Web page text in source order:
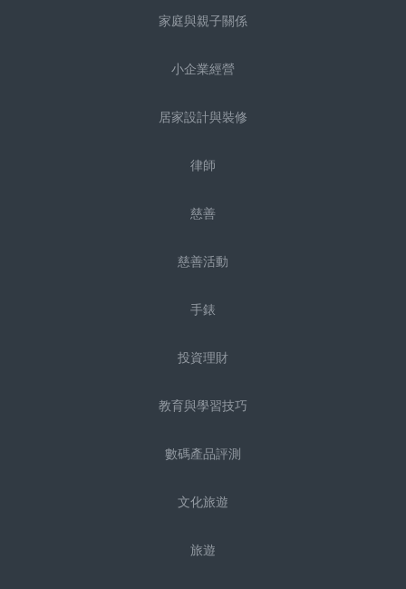
家庭與親子關係
小企業經營
居家設計與裝修
律師
慈善
慈善活動
手錶
投資理財
教育與學習技巧
數碼產品評測
文化旅遊
旅遊